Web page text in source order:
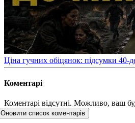
​Ціна гучних обіцянок: підсумки 40-
Коментарі
Коментарі відсутні. Можливо, ваш
Оновити список коментарів